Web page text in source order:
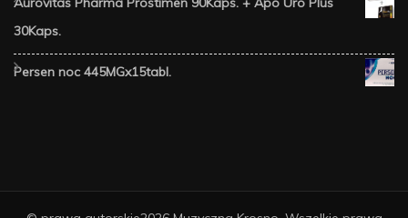
30Kaps.
Persen noc 445MGx15tabl.